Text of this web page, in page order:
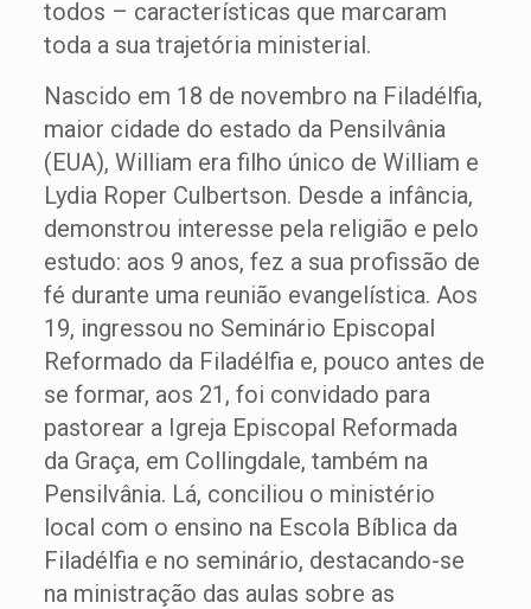
todos – características que marcaram
toda a sua trajetória ministerial.
Nascido em 18 de novembro na Filadélfia,
maior cidade do estado da Pensilvânia
(EUA), William era filho único de William e
Lydia Roper Culbertson. Desde a infância,
demonstrou interesse pela religião e pelo
estudo: aos 9 anos, fez a sua profissão de
fé durante uma reunião evangelística. Aos
19, ingressou no Seminário Episcopal
Reformado da Filadélfia e, pouco antes de
se formar, aos 21, foi convidado para
pastorear a Igreja Episcopal Reformada
da Graça, em Collingdale, também na
Pensilvânia. Lá, conciliou o ministério
local com o ensino na Escola Bíblica da
Filadélfia e no seminário, destacando-se
na ministração das aulas sobre as